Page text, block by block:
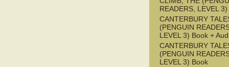
READERS, LEVEL
CANTERBURY
(PENGUIN
LEVEL 3) Book +
CANTERBURY
(PENGUIN
LEVEL 3) Book